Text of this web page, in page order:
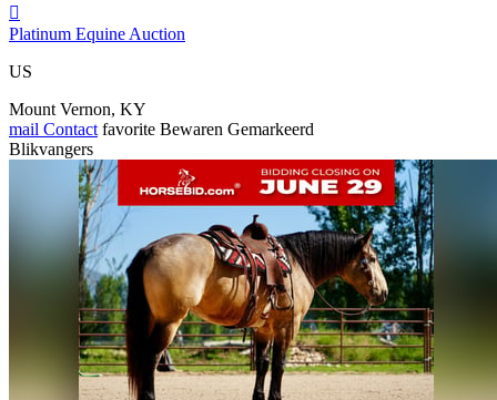

Platinum Equine Auction
US
Mount Vernon, KY
mail Contact favorite Bewaren Gemarkeerd
Blikvangers